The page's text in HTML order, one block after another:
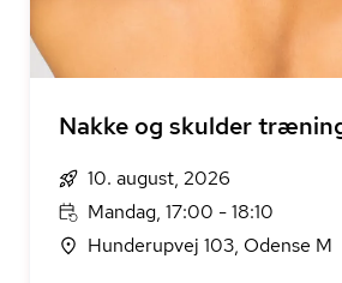
Nakke og skulder
10. august, 2026
Mandag, 17:00 - 18:10
Hunderupvej 103, Odense M